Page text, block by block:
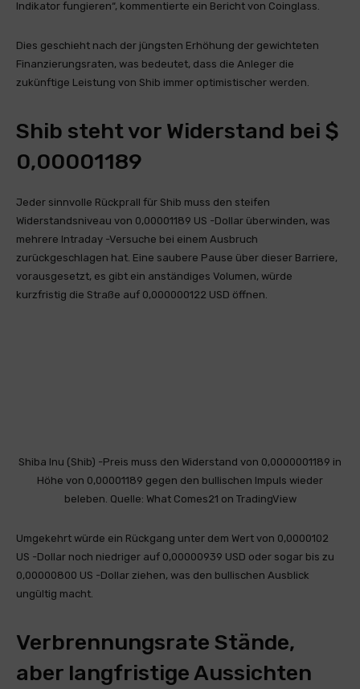
Indikator fungieren“, kommentierte ein Bericht von Coinglass.
Dies geschieht nach der jüngsten Erhöhung der gewichteten
Finanzierungsraten, was bedeutet, dass die Anleger die
zukünftige Leistung von Shib immer optimistischer werden.
Shib steht vor Widerstand bei $
0,00001189
Jeder sinnvolle Rückprall für Shib muss den steifen
Widerstandsniveau von 0,00001189 US -Dollar überwinden, was
mehrere Intraday -Versuche bei einem Ausbruch
zurückgeschlagen hat. Eine saubere Pause über dieser Barriere,
vorausgesetzt, es gibt ein anständiges Volumen, würde
kurzfristig die Straße auf 0,000000122 USD öffnen.
Shiba Inu (Shib) -Preis muss den Widerstand von 0,0000001189 in
Höhe von 0,00001189 gegen den bullischen Impuls wieder
beleben. Quelle: What Comes21 on TradingView
Umgekehrt würde ein Rückgang unter dem Wert von 0,0000102
US -Dollar noch niedriger auf 0,00000939 USD oder sogar bis zu
0,00000800 US -Dollar ziehen, was den bullischen Ausblick
ungültig macht.
Verbrennungsrate Stände,
aber langfristige Aussichten